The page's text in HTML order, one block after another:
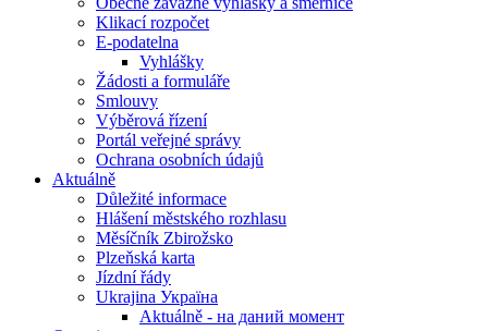
Klikací rozpočet
E-podatelna
Vyhlášky
Žádosti a formuláře
Smlouvy
Výběrová řízení
Portál veřejné správy
Ochrana osobních údajů
Aktuálně
Důležité informace
Hlášení městského rozhlasu
Měsíčník Zbirožsko
Plzeňská karta
Jízdní řády
Ukrajina Україна
Aktuálně - на даний момент